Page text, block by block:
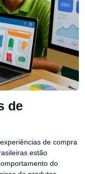
de
de compra
estão
do